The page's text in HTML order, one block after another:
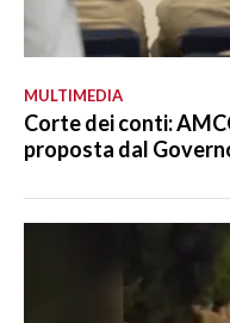
MULTIMEDIA
Corte dei conti:
proposta dal